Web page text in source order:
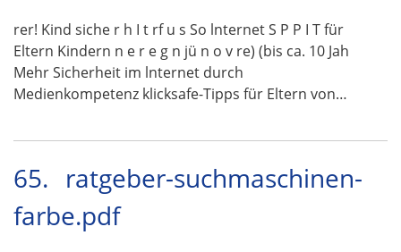
rer! Kind siche r h I t rf u s So lnternet S P P I T für
Eltern Kindern n e r e g n jü n o v re) (bis ca. 10 Jah
Mehr Sicherheit im lnternet durch
Medienkompetenz klicksafe-Tipps für Eltern von…
65. ratgeber-suchmaschinen-
farbe.pdf